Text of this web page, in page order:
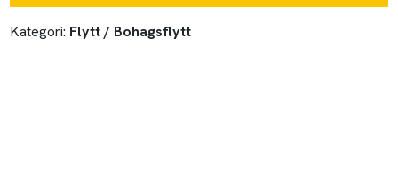
Kategori: Flytt / Bohagsflytt